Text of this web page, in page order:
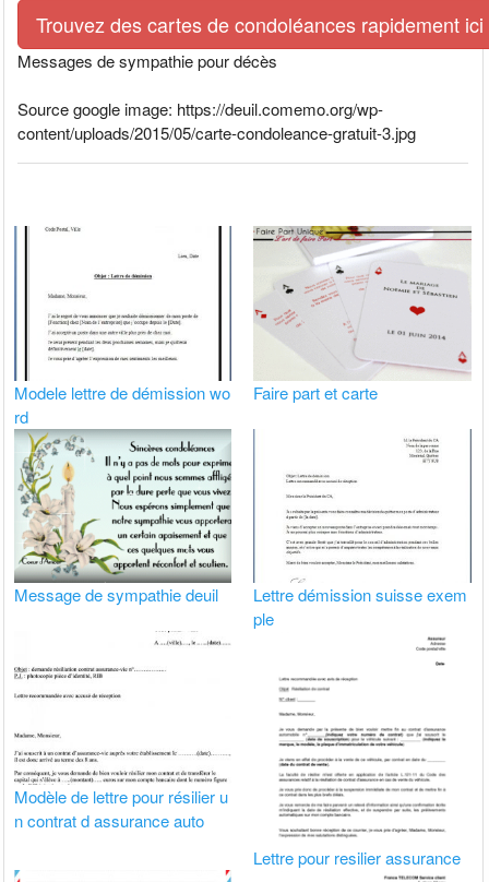
Trouvez des cartes de condoléances rapidement ici
Messages de sympathie pour décès
Source google image: https://deuil.comemo.org/wp-
content/uploads/2015/05/carte-condoleance-gratuit-3.jpg
Modele lettre de démission wo
rd
Faire part et carte
Message de sympathie deuil
Lettre démission suisse exem
ple
Modèle de lettre pour résilier u
n contrat d assurance auto
Lettre pour resilier assurance